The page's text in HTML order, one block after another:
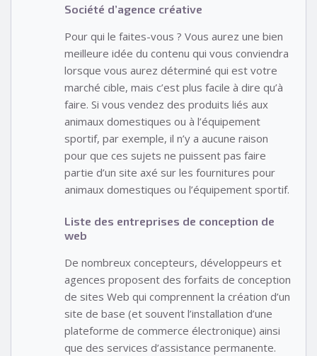
Société d’agence créative
Pour qui le faites-vous ? Vous aurez une bien
meilleure idée du contenu qui vous conviendra
lorsque vous aurez déterminé qui est votre
marché cible, mais c’est plus facile à dire qu’à
faire. Si vous vendez des produits liés aux
animaux domestiques ou à l’équipement
sportif, par exemple, il n’y a aucune raison
pour que ces sujets ne puissent pas faire
partie d’un site axé sur les fournitures pour
animaux domestiques ou l’équipement sportif.
Liste des entreprises de conception de
web
De nombreux concepteurs, développeurs et
agences proposent des forfaits de conception
de sites Web qui comprennent la création d’un
site de base (et souvent l’installation d’une
plateforme de commerce électronique) ainsi
que des services d’assistance permanente.